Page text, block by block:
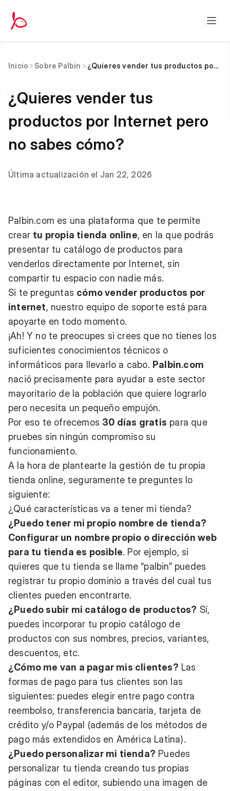
Inicio Sobre Palbin ¿Quieres vender tus productos por Internet pero no sabes cómo?
¿Quieres vender tus
productos por Internet pero
no sabes cómo?
Última actualización el Jan 22, 2026
Palbin.com es una plataforma que te permite
crear tu propia tienda online, en la que podrás
presentar tu catálogo de productos para
venderlos directamente por Internet, sin
compartir tu espacio con nadie más.
Si te preguntas cómo vender productos por
internet, nuestro equipo de soporte está para
apoyarte en todo momento.
¡Ah! Y no te preocupes si crees que no tienes los
suficientes conocimientos técnicos o
informáticos para llevarlo a cabo. Palbin.com
nació precisamente para ayudar a este sector
mayoritario de la población que quiere lograrlo
pero necesita un pequeño empujón.
Por eso te ofrecemos 30 días gratis para que
pruebes sin ningún compromiso su
funcionamiento.
A la hora de plantearte la gestión de tu propia
tienda online, seguramente te preguntes lo
siguiente:
¿Qué características va a tener mi tienda?
¿Puedo tener mi propio nombre de tienda?
Configurar un nombre propio o dirección web
para tu tienda es posible. Por ejemplo, si
quieres que tu tienda se llame “palbin” puedes
registrar tu propio dominio a través del cual tus
clientes pueden encontrarte.
¿Puedo subir mi catálogo de productos? Sí,
puedes incorporar tu propio catálogo de
productos con sus nombres, precios, variantes,
descuentos, etc.
¿Cómo me van a pagar mis clientes? Las
formas de pago para tus clientes son las
siguientes: puedes elegir entre pago contra
reembolso, transferencia bancaria, tarjeta de
crédito y/o Paypal (además de los métodos de
pago más extendidos en América Latina).
¿Puedo personalizar mi tienda? Puedes
personalizar tu tienda creando tus propias
páginas con el editor, subiendo una imagen de